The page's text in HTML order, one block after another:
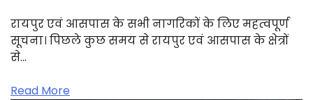
रायपुर एवं आसपास के सभी नागरिकों के लिए महत्वपूर्ण
सूचना। पिछले कुछ समय से रायपुर एवं आसपास के क्षेत्रों
से…
Read More